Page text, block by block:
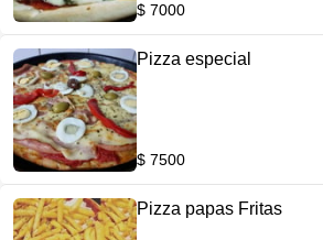
$ 7000
Pizza especial
$ 7500
Pizza papas Fritas